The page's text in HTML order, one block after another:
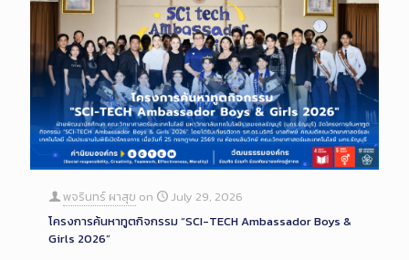
พจรินทร์ ผาสุข on
July 29, 2026
โครงการค้นหาทูตกิจกรรม “SCI-TECH Ambassador Boys &
Girls 2026”